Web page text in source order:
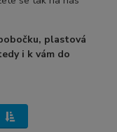
plastová
i k vám do